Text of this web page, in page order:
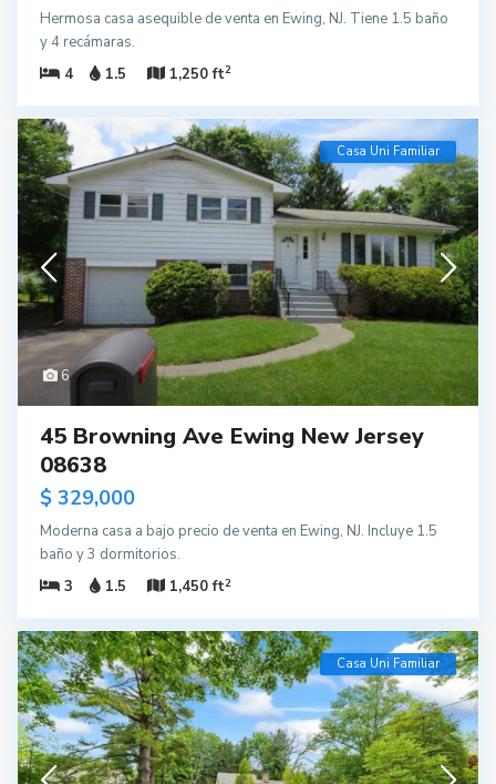
Hermosa casa asequible de venta en Ewing, NJ. Tiene 1.5 baño
y 4 recámaras.
4
1.5 1,250 ft2
6
Casa Uni Familiar
45 Browning Ave Ewing New Jersey
08638
$ 329,000
Moderna casa a bajo precio de venta en Ewing, NJ. Incluye 1.5
baño y 3 dormitorios.
3
1.5 1,450 ft2
Casa Uni Familiar